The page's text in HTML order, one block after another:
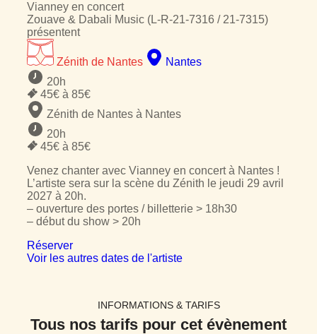
Vianney en concert
Zouave & Dabali Music (L-R-21-7316 / 21-7315)
présentent
Zénith de Nantes
Nantes
20h
45€ à 85€
Zénith de Nantes à Nantes
20h
45€ à 85€
Venez chanter avec Vianney en concert à Nantes !
L’artiste sera sur la scène du Zénith le jeudi 29 avril
2027 à 20h.
– ouverture des portes / billetterie > 18h30
– début du show > 20h
Réserver
Voir les autres dates de l'artiste
INFORMATIONS & TARIFS
Tous nos tarifs pour cet évènement